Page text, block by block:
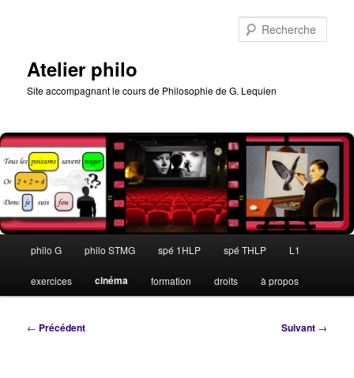
Atelier philo
Site accompagnant le cours de Philosophie de G. Lequien
principal
philo G philo STMG spé 1HLP spé THLP L1
exercices cinéma formation droits à propos
Navigation
← Précédent Suivant →